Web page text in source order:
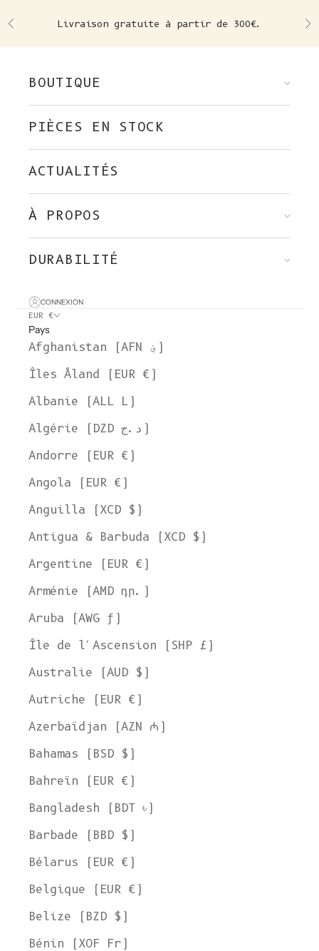
Précédent Livraison gratuite à partir de 300€.
BOUTIQUE
PIÈCES EN STOCK
ACTUALITÉS
À PROPOS
DURABILITÉ
CONNEXION
EUR €
Pays
Afghanistan (AFN ؋)
Îles Åland (EUR €)
Albanie (ALL L)
Algérie (DZD د.ج)
Andorre (EUR €)
Angola (EUR €)
Anguilla (XCD $)
Antigua & Barbuda (XCD $)
Argentine (EUR €)
Arménie (AMD դր.)
Aruba (AWG ƒ)
Île de l'Ascension (SHP £)
Australie (AUD $)
Autriche (EUR €)
Azerbaïdjan (AZN ₼)
Bahamas (BSD $)
Bahreïn (EUR €)
Bangladesh (BDT ৳)
Barbade (BBD $)
Bélarus (EUR €)
Belgique (EUR €)
Belize (BZD $)
Bénin (XOF Fr)